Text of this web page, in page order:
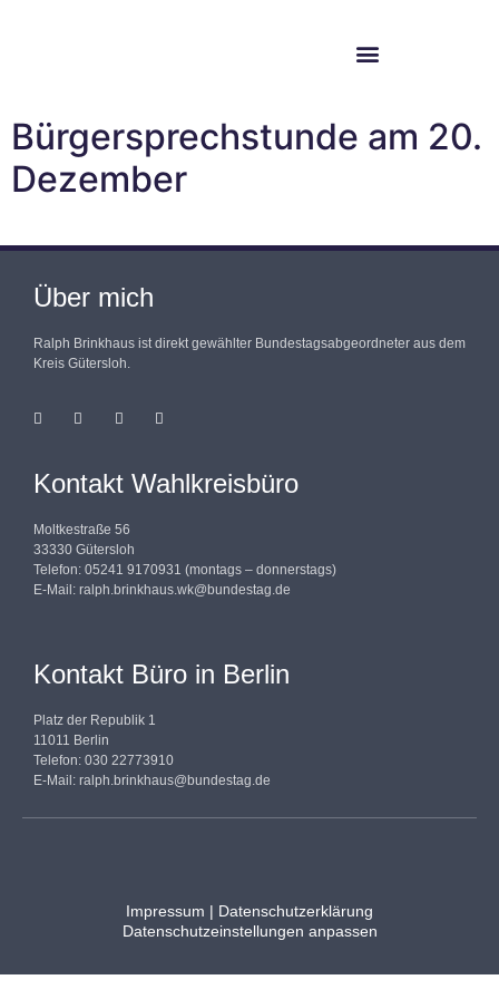
Bürgersprechstunde am 20.
Dezember
Über mich
Ralph Brinkhaus ist direkt gewählter Bundestagsabgeordneter aus dem
Kreis Gütersloh.
Kontakt Wahlkreisbüro
Moltkestraße 56
33330 Gütersloh
Telefon: 05241 9170931 (montags – donnerstags)
E-Mail: ralph.brinkhaus.wk@bundestag.de
Kontakt Büro in Berlin
Platz der Republik 1
11011 Berlin
Telefon: 030 22773910
E-Mail: ralph.brinkhaus@bundestag.de
Impressum | Datenschutzerklärung
Datenschutzeinstellungen anpassen